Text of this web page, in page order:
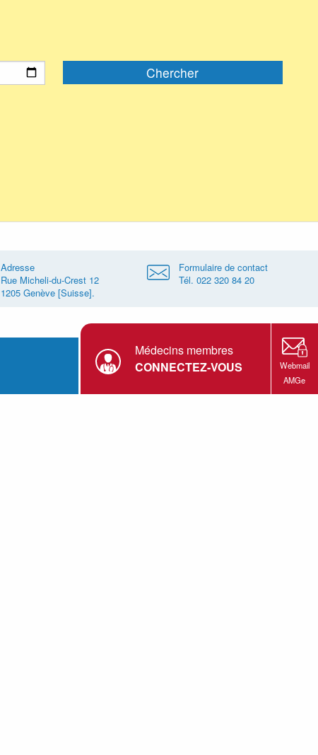
Adresse
Rue Micheli-du-Crest 12
1205 Genève [Suisse].
Formulaire de contact
Tél. 022 320 84 20
Médecins membres
CONNECTEZ-VOUS
Webmail
AMGe